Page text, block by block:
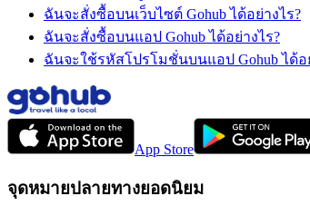
ฉันจะสั่งซื้อบนเว็บไซต์ Gohub ได้อย่างไร?
ฉันจะสั่งซื้อบนแอป Gohub ได้อย่างไร?
ฉันจะใช้รหัสโปรโมชั่นบนแอป Gohub ได้อ
App Store
จุดหมายปลายทางยอดนิยม